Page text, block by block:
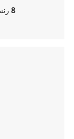
8 رنش أسود على شكل حرف T